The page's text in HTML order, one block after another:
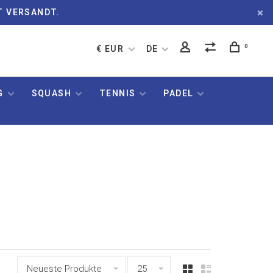
VERSANDT.
€ EUR DE 0
SQUASH TENNIS PADEL
Neueste Produkte 25